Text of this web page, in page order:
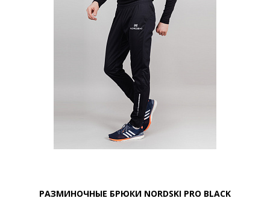
РАЗМИНОЧНЫЕ БРЮКИ NORDSKI PRO BLACK